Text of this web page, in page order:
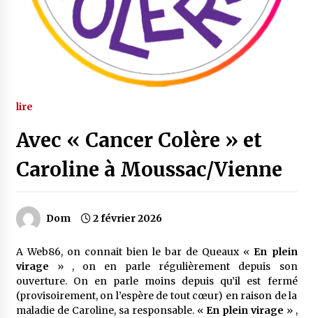
lire
Avec « Cancer Colère » et
Caroline à Moussac/Vienne
Dom 2 février 2026
A Web86, on connait bien le bar de Queaux «En plein
virage » , on en parle régulièrement depuis son
ouverture. On en parle moins depuis qu’il est fermé
(provisoirement, on l’espère de tout cœur) en raison de la
maladie de Caroline, sa responsable. « En plein virage » ,